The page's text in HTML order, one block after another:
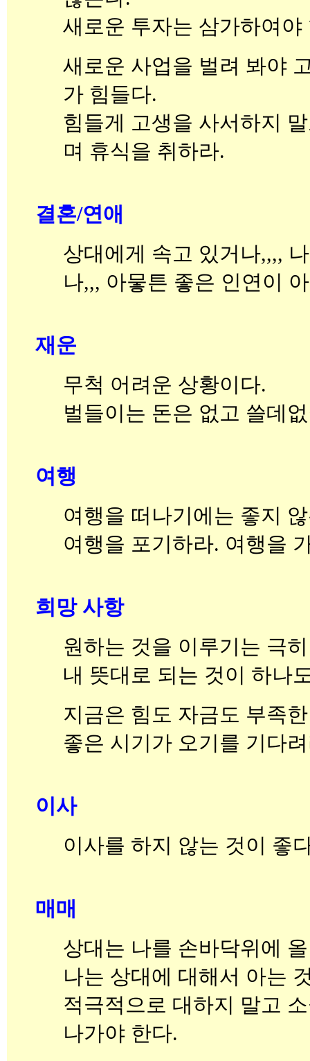
새로운 투자는 삼가하여야
새로운 사업을 벌려 봐야
가 힘들다.
힘들게 고생을 사서하지
며 휴식을 취하라.
결혼/연애
상대에게 속고 있거나,,,,
나,,, 아뭏튼 좋은 인연이
재운
무척 어려운 상황이다.
벌들이는 돈은 없고 쓸데
여행
여행을 떠나기에는 좋지
여행을 포기하라. 여행을
희망 사항
원하는 것을 이루기는 극
내 뜻대로 되는 것이 하나
지금은 힘도 자금도 부족
좋은 시기가 오기를 기다
이사
이사를 하지 않는 것이 좋
매매
상대는 나를 손바닥위에
나는 상대에 대해서 아는
적극적으로 대하지 말고
나가야 한다.